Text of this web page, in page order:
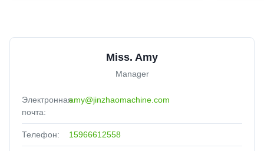
Miss. Amy
Manager
Электронная
почта:
amy@jinzhaomachine.com
Телефон: 15966612558